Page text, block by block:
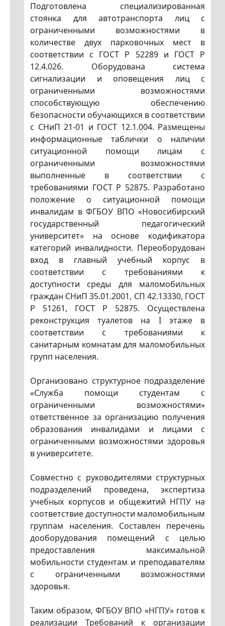
Подготовлена специализированная
стоянка для автотранспорта лиц с
ограниченными возможностями в
количестве двух парковочных мест в
соответствии с ГОСТ Р 52289 и ГОСТ Р
12.4.026. Оборудована система
сигнализации и оповещения лиц с
ограниченными возможностями
способствующую обеспечению
безопасности обучающихся в соответствии
с СНиП 21-01 и ГОСТ 12.1.004. Размещены
информационные таблички о наличии
ситуационной помощи лицам с
ограниченными возможностями
выполненные в соответствии с
требованиями ГОСТ Р 52875. Разработано
положение о ситуационной помощи
инвалидам в ФГБОУ ВПО «Новосибирский
государственный педагогический
университет» на основе кодификатора
категорий инвалидности. Переоборудован
вход в главный учебный корпус в
соответствии с требованиями к
доступности среды для маломобильных
граждан СНиП 35.01.2001, СП 42.13330, ГОСТ
Р 51261, ГОСТ Р 52875. Осуществлена
реконструкция туалетов на I этаже в
соответствии с требованиями к
санитарным комнатам для маломобильных
групп населения.
Организовано структурное подразделение
«Служба помощи студентам с
ограниченными возможностями»
ответственное за организацию получения
образования инвалидами и лицами с
ограниченными возможностями здоровья
в университете.
Совместно с руководителями структурных
подразделений проведена, экспертиза
учебных корпусов и общежитий НГПУ на
соответствие доступности маломобильным
группам населения. Составлен перечень
дооборудования помещений с целью
предоставления максимальной
мобильности студентам и преподавателям
с ограниченными возможностями
здоровья.
Таким образом, ФГБОУ ВПО «НГПУ» готов к
реализации Требований к организации